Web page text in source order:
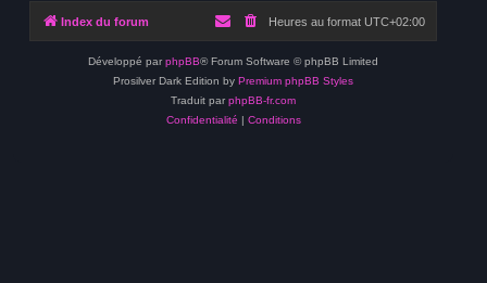
Index du forum Heures au format UTC+02:00
Développé par phpBB® Forum Software © phpBB Limited
Prosilver Dark Edition by Premium phpBB Styles
Traduit par phpBB-fr.com
Confidentialité | Conditions